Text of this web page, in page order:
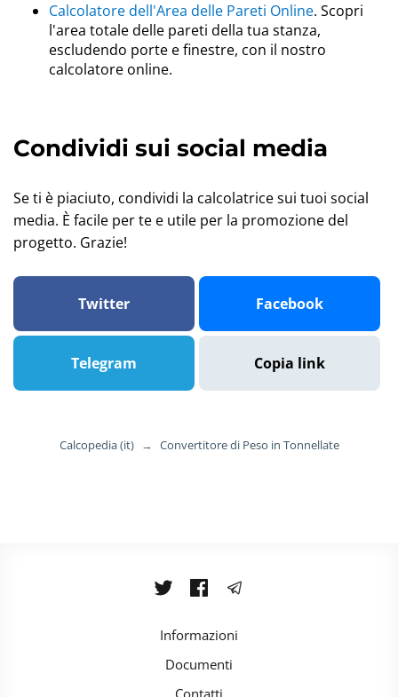
Calcolatore dell'Area delle Pareti Online. Scopri
l'area totale delle pareti della tua stanza,
escludendo porte e finestre, con il nostro
calcolatore online.
Condividi sui social media
Se ti è piaciuto, condividi la calcolatrice sui tuoi social
media. È facile per te e utile per la promozione del
progetto. Grazie!
Twitter Facebook
Telegram Copia link
Calcopedia (it) → Convertitore di Peso in Tonnellate
Informazioni
Documenti
Contatti